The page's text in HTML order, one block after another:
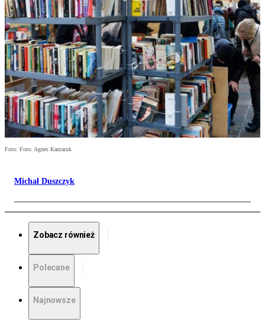
Foto: Foto: Agnes Kantaruk
Michał Duszczyk
Zobacz również
Polecane
Najnowsze